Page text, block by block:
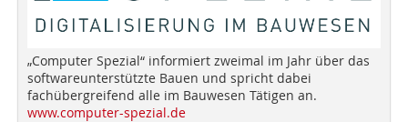
„Computer Spezial“ informiert zweimal im Jahr über das
softwareunterstützte Bauen und spricht dabei
fachübergreifend alle im Bauwesen Tätigen an.
www.computer-spezial.de